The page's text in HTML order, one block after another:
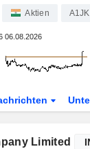
Aktien
06.08.2026
Limited